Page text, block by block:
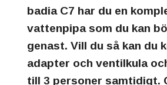
badia C7 har du en
vattenpipa som du kan
genast. Vill du så kan du
adapter och ventilkula
till 3 personer samtidigt.